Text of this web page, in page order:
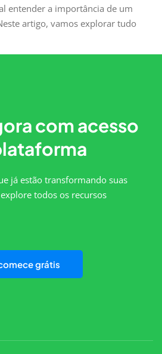
entender a importância de um
artigo, vamos explorar tudo
com acesso
já estão transformando suas
todos os recursos
grátis